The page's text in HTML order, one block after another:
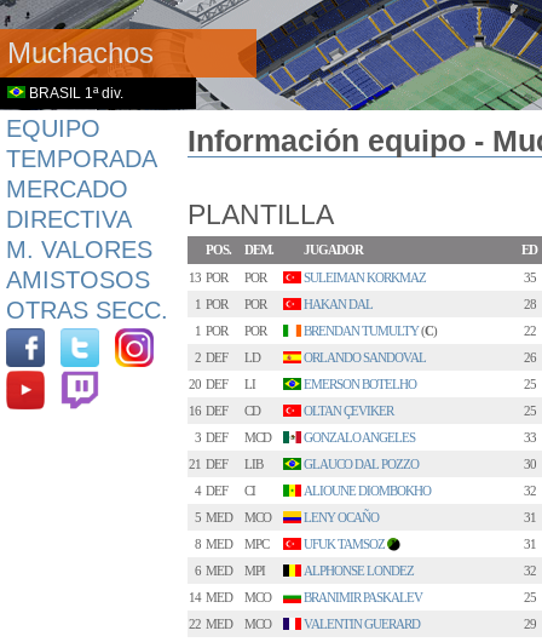
Muchachos
BRASIL 1ª div.
EQUIPO
TEMPORADA
MERCADO
DIRECTIVA
M. VALORES
AMISTOSOS
OTRAS SECC.
Información equipo -
PLANTILLA
POS. DEM. JUGADOR
ED
13 POR POR SULEIMAN KORKMAZ
35
1 POR POR HAKAN DAL
28
1 POR POR BRENDAN TUMULTY(C)
22
2 DEF LD ORLANDO SANDOVAL
26
20 DEF LI EMERSON BOTELHO
25
16 DEF CD OLTAN ÇEVIKER
25
3 DEF MCD GONZALO ANGELES
33
21 DEF LIB GLAUCO DAL POZZO
30
4 DEF CI ALIOUNE DIOMBOKHO
32
5 MED MCO LENY OCAÑO
31
8 MED MPC UFUK TAMSOZ 1
31
6 MED MPI ALPHONSE LONDEZ
32
14 MED MCO BRANIMIR PASKALEV
25
22 MED MCO VALENTIN GUERARD
29